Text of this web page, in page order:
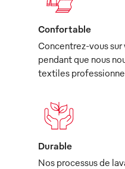
Confortable
Concentrez-vous
pendant que nous
textiles
Durable
Nos processus de